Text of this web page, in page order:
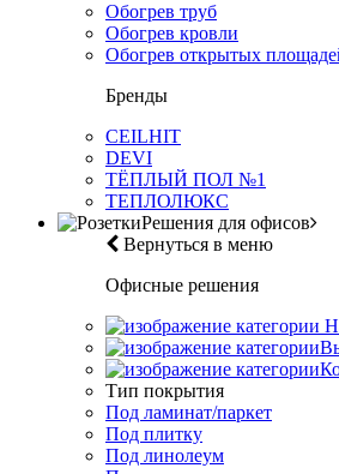
Обогрев труб
Обогрев кровли
Обогрев открытых
Бренды
CEILHIT
DEVI
ТЁПЛЫЙ ПОЛ №1
ТЕПЛОЛЮКС
Решения для офисов
Вернуться в меню
Офисные решения
Тип покрытия
Под ламинат/паркет
Под плитку
Под линолеум